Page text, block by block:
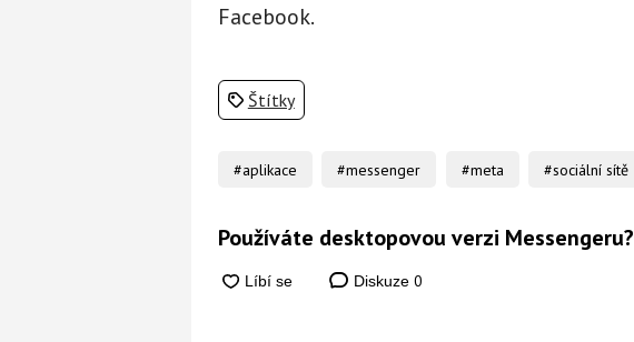
Facebook.
Štítky
#aplikace #messenger #meta #sociální sítě
Používáte desktopovou verzi Messengeru?
Diskuze 0